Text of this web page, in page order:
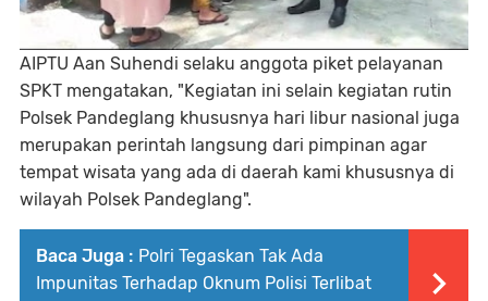
AIPTU Aan Suhendi selaku anggota piket pelayanan
SPKT mengatakan, "Kegiatan ini selain kegiatan rutin
Polsek Pandeglang khususnya hari libur nasional juga
merupakan perintah langsung dari pimpinan agar
tempat wisata yang ada di daerah kami khususnya di
wilayah Polsek Pandeglang".
Baca Juga : Polri Tegaskan Tak Ada
Impunitas Terhadap Oknum Polisi Terlibat